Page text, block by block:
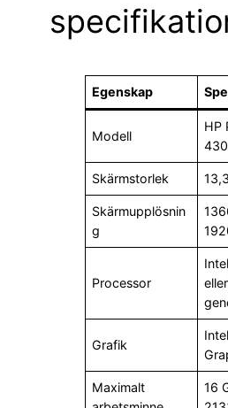
Egenskap
Modell
HP
Skärmstorlek
Skärmupplösnin
g
Processor
Grafik
Maximalt
16